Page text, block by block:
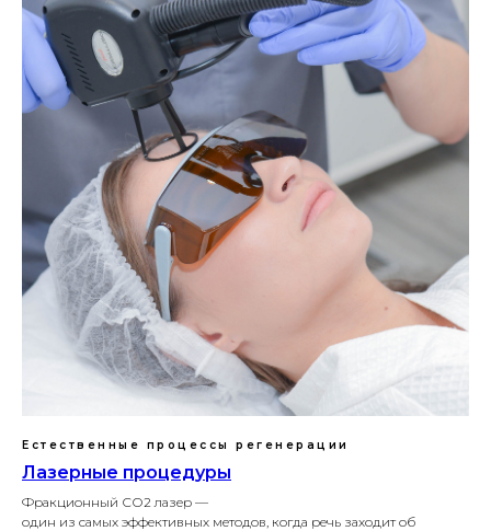
Естественные процессы регенерации
Лазерные процедуры
Фракционный СО2 лазер —
один из самых эффективных методов, когда речь заходит об